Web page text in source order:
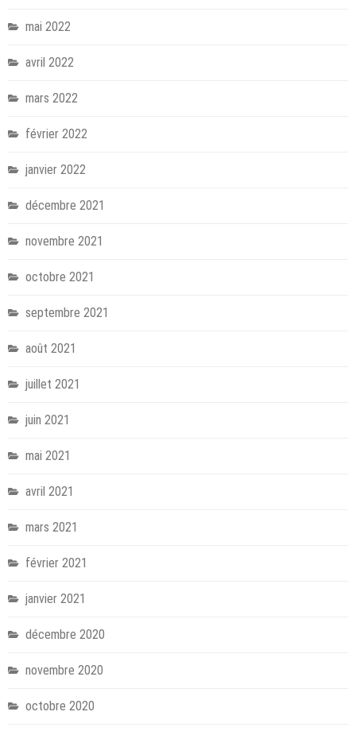
mai 2022
avril 2022
mars 2022
février 2022
janvier 2022
décembre 2021
novembre 2021
octobre 2021
septembre 2021
août 2021
juillet 2021
juin 2021
mai 2021
avril 2021
mars 2021
février 2021
janvier 2021
décembre 2020
novembre 2020
octobre 2020